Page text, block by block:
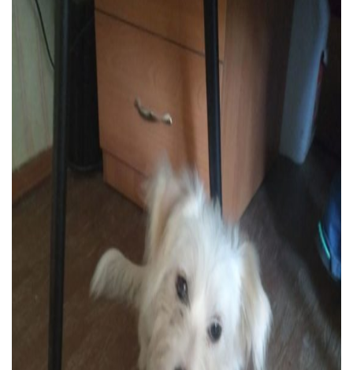
Про нас
Бюджет
Довідник
Контакти
Підтримати «місцевих»